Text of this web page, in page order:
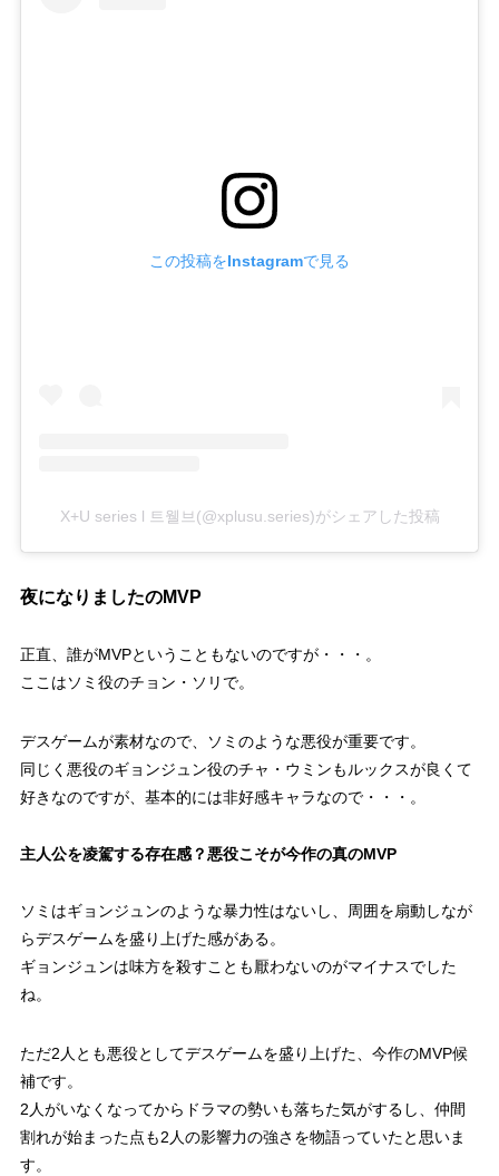
この投稿をInstagramで見る
X+U series l 트웰브(@xplusu.series)がシェアした投稿
夜になりましたのMVP
正直、誰がMVPということもないのですが・・・。
ここはソミ役のチョン・ソリで。
デスゲームが素材なので、ソミのような悪役が重要です。
同じく悪役のギョンジュン役のチャ・ウミンもルックスが良くて
好きなのですが、基本的には非好感キャラなので・・・。
主人公を凌駕する存在感？悪役こそが今作の真のMVP
ソミはギョンジュンのような暴力性はないし、周囲を扇動しなが
らデスゲームを盛り上げた感がある。
ギョンジュンは味方を殺すことも厭わないのがマイナスでした
ね。
ただ2人とも悪役としてデスゲームを盛り上げた、今作のMVP候
補です。
2人がいなくなってからドラマの勢いも落ちた気がするし、仲間
割れが始まった点も2人の影響力の強さを物語っていたと思いま
す。